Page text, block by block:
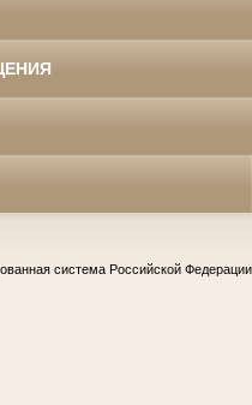
система Российской